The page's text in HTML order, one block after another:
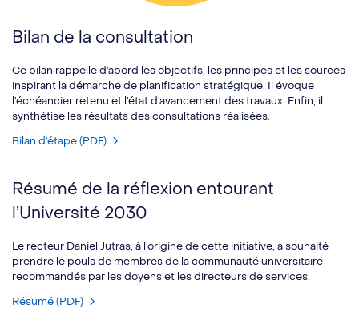
Bilan de la consultation
Ce bilan rappelle d’abord les objectifs, les principes et les sources
inspirant la démarche de planification stratégique. Il évoque
l’échéancier retenu et l’état d’avancement des travaux. Enfin, il
synthétise les résultats des consultations réalisées.
Bilan d’étape (PDF)
Résumé de la réflexion entourant
l’Université 2030
Le recteur Daniel Jutras, à l’origine de cette initiative, a souhaité
prendre le pouls de membres de la communauté universitaire
recommandés par les doyens et les directeurs de services.
Résumé (PDF)